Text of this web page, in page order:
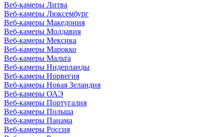
Веб-камеры Литва
Веб-камеры Люксембург
Веб-камеры Македония
Веб-камеры Молдавия
Веб-камеры Мексика
Веб-камеры Марокко
Веб-камеры Мальта
Веб-камеры Нидерланды
Веб-камеры Норвегия
Веб-камеры Новая Зеландия
Веб-камеры ОАЭ
Веб-камеры Португалия
Веб-камеры Польша
Веб-камеры Панама
Веб-камеры Россия